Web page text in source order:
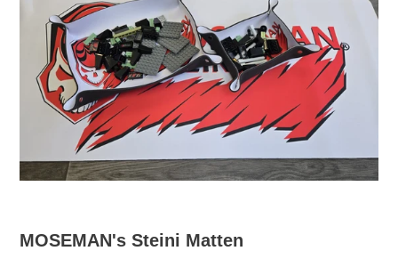
ABSPIELEN
MOSEMAN's Steini Matten